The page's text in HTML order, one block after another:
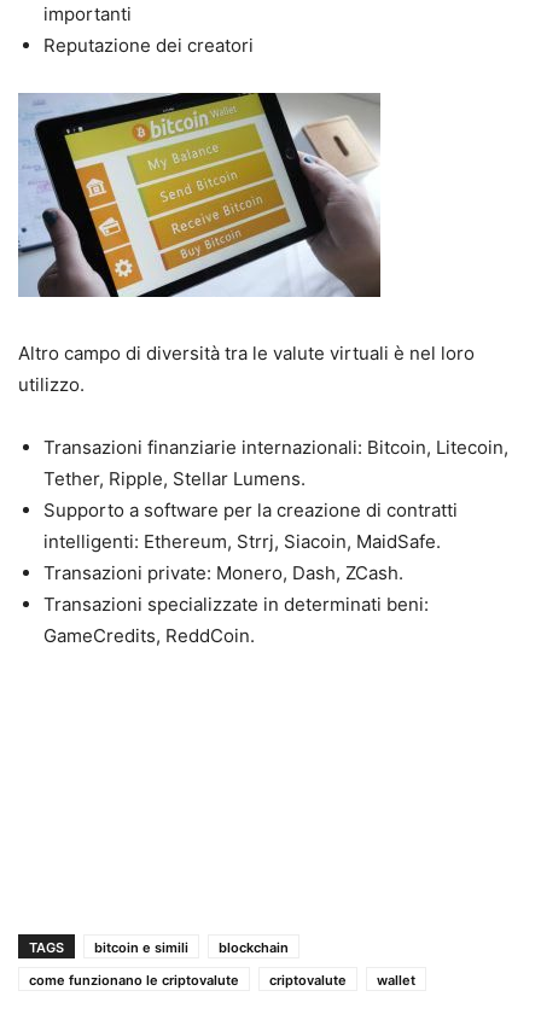
importanti
Reputazione dei creatori
Altro campo di diversità tra le valute virtuali è nel loro
utilizzo.
Transazioni finanziarie internazionali: Bitcoin, Litecoin,
Tether, Ripple, Stellar Lumens.
Supporto a software per la creazione di contratti
intelligenti: Ethereum, Strrj, Siacoin, MaidSafe.
Transazioni private: Monero, Dash, ZCash.
Transazioni specializzate in determinati beni:
GameCredits, ReddCoin.
TAGS bitcoin e simili
blockchain
come funzionano le criptovalute
criptovalute wallet